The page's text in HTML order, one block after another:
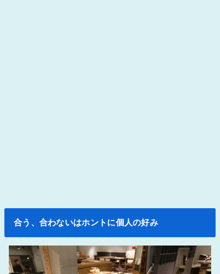
合う、合わないはホントに個人の好み